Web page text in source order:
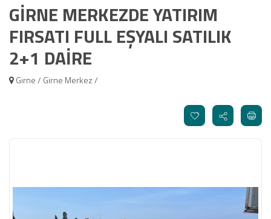
GİRNE MERKEZDE YATIRIM
FIRSATI FULL EŞYALI SATILIK
2+1 DAİRE
Girne / Girne Merkez /